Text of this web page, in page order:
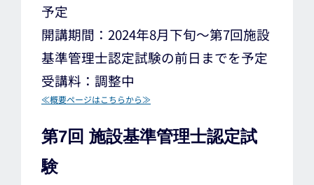
予定
開講期間：2024年8月下旬～第7回施設
基準管理士認定試験の前日までを予定
受講料：調整中
≪概要ページはこちらから≫
第7回 施設基準管理士認定試
験